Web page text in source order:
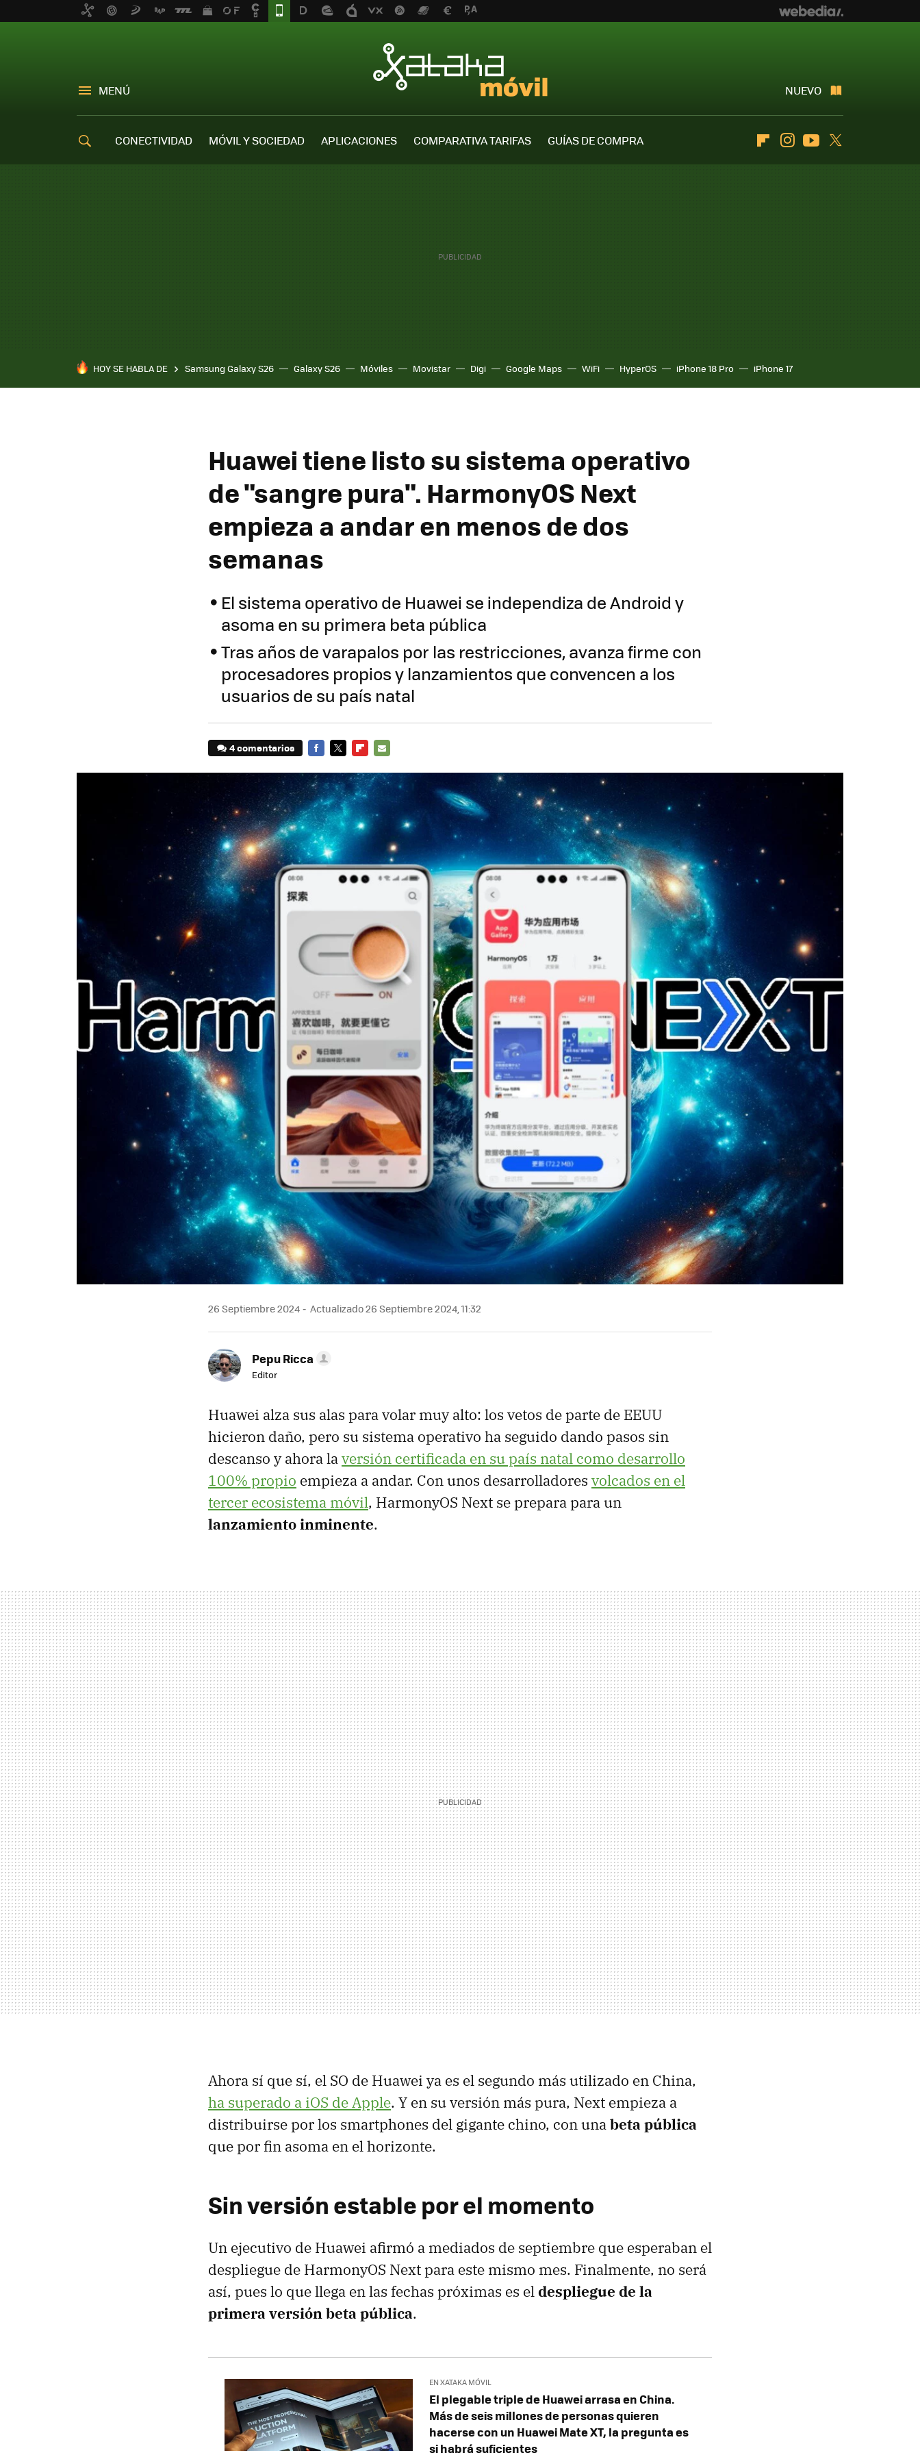
MENÚ NUEVO
CONECTIVIDAD MÓVIL Y SOCIEDAD APLICACIONES COMPARATIVA TARIFAS
GUÍAS DE COMPRA
FlipboardInstagramYoutube
HOY SE HABLA DE Samsung Galaxy S26 Galaxy S26 Móviles Movistar Digi Google Maps WiFi HyperOS iPhone 18 Pro iPhone 17
Huawei tiene listo su sistema operativo
de "sangre pura". HarmonyOS Next
empieza a andar en menos de dos
semanas
El sistema operativo de Huawei se independiza de Android y
asoma en su primera beta pública
Tras años de varapalos por las restricciones, avanza firme con
procesadores propios y lanzamientos que convencen a los
usuarios de su país natal
4 comentarios
MAIL
26 Septiembre 2024 Actualizado 26 Septiembre 2024, 11:32
Pepu Ricca
Editor
Huawei alza sus alas para volar muy alto: los vetos de parte de EEUU
hicieron daño, pero su sistema operativo ha seguido dando pasos sin
descanso y ahora laversión certificada en su país natal como desarrollo
100% propio empieza a andar. Con unos desarrolladores volcados en el
tercer ecosistema móvil, HarmonyOS Next se prepara para un
lanzamiento inminente.
Ahora sí que sí, el SO de Huawei ya es el segundo más utilizado en China,
ha superado a iOS de Apple. Y en su versión más pura, Next empieza a
distribuirse por los smartphones del gigante chino, con unabeta pública
que por fin asoma en el horizonte.
Sin versión estable por el momento
Un ejecutivo de Huawei afirmó a mediados de septiembre que esperaban el
despliegue de HarmonyOS Next para este mismo mes. Finalmente, no será
así, pues lo que llega en las fechas próximas es eldespliegue de la
primera versión beta pública.
EN XATAKA MÓVIL
El plegable triple de Huawei arrasa en China.
Más de seis millones de personas quieren
hacerse con un Huawei Mate XT, la pregunta es
si habrá suficientes